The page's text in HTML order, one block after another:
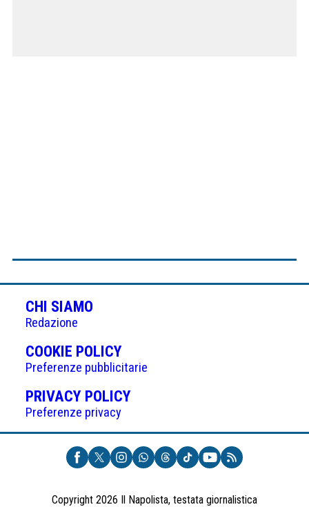
CHI SIAMO
Redazione
COOKIE POLICY(APRE
IN
UNA
NUOVA
Preferenze pubblicitarie
PRIVACY POLICY(APRE
UNA
NUOVA
SCHEDA)
Preferenze privacy
Copyright 2026 Il Napolista, testata giornalistica